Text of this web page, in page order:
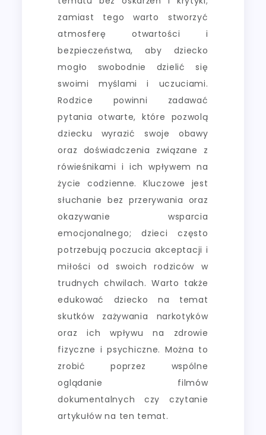
zamiast tego warto stworzyć
atmosferę otwartości i
bezpieczeństwa, aby dziecko
mogło swobodnie dzielić się
swoimi myślami i uczuciami.
Rodzice powinni zadawać
pytania otwarte, które pozwolą
dziecku wyrazić swoje obawy
oraz doświadczenia związane z
rówieśnikami i ich wpływem na
życie codzienne. Kluczowe jest
słuchanie bez przerywania oraz
okazywanie wsparcia
emocjonalnego; dzieci często
potrzebują poczucia akceptacji i
miłości od swoich rodziców w
trudnych chwilach. Warto także
edukować dziecko na temat
skutków zażywania narkotyków
oraz ich wpływu na zdrowie
fizyczne i psychiczne. Można to
zrobić poprzez wspólne
oglądanie filmów
dokumentalnych czy czytanie
artykułów na ten temat.